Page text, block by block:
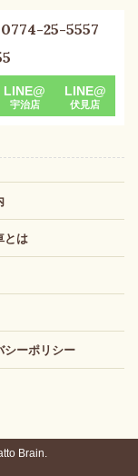
0774-25-5557
LINE@
宇治店
LINE@
伏見店
とは
シーポリシー
Brain.